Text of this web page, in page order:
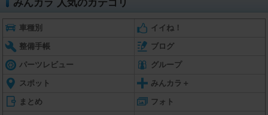
みんカラ 人気のカテゴリ
車種別 イイね！
整備手帳 ブログ
パーツレビュー グループ
スポット みんカラ＋
まとめ フォト